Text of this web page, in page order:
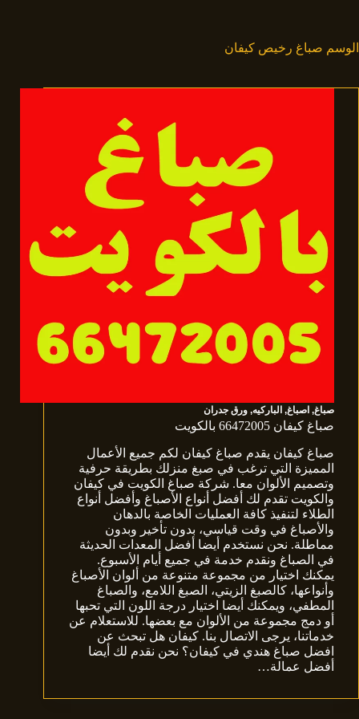
الوسم صباغ رخيص كيفان
صباغ, اصباغ, الباركيه, ورق جدران
صباغ كيفان 66472005 بالكويت
صباغ كيفان يقدم صباغ كيفان لكم جميع الأعمال
المميزة التي ترغب في صبغ منزلك بطريقة حرفية
وتصميم الألوان معا. شركة صباغ الكويت في كيفان
والكويت تقدم لك أفضل أنواع الأصباغ وأفضل أنواع
الطلاء لتنفيذ كافة العمليات الخاصة بالدهان
والأصباغ في وقت قياسي، بدون تأخير وبدون
مماطلة. نحن نستخدم أيضا أفضل المعدات الحديثة
في الصباغ ونقدم خدمة في جميع أيام الأسبوع.
يمكنك اختيار من مجموعة متنوعة من ألوان الأصباغ
وأنواعها، كالصبغ الزيتي، الصبغ اللامع، والصباغ
المطفي، ويمكنك أيضا اختيار درجة اللون التي تحبها
أو دمج مجموعة من الألوان مع بعضها. للاستعلام عن
خدماتنا، يرجى الاتصال بنا. كيفان هل تبحث عن
افضل صباغ هندي في كيفان؟ نحن نقدم لك أيضا
أفضل عمالة…